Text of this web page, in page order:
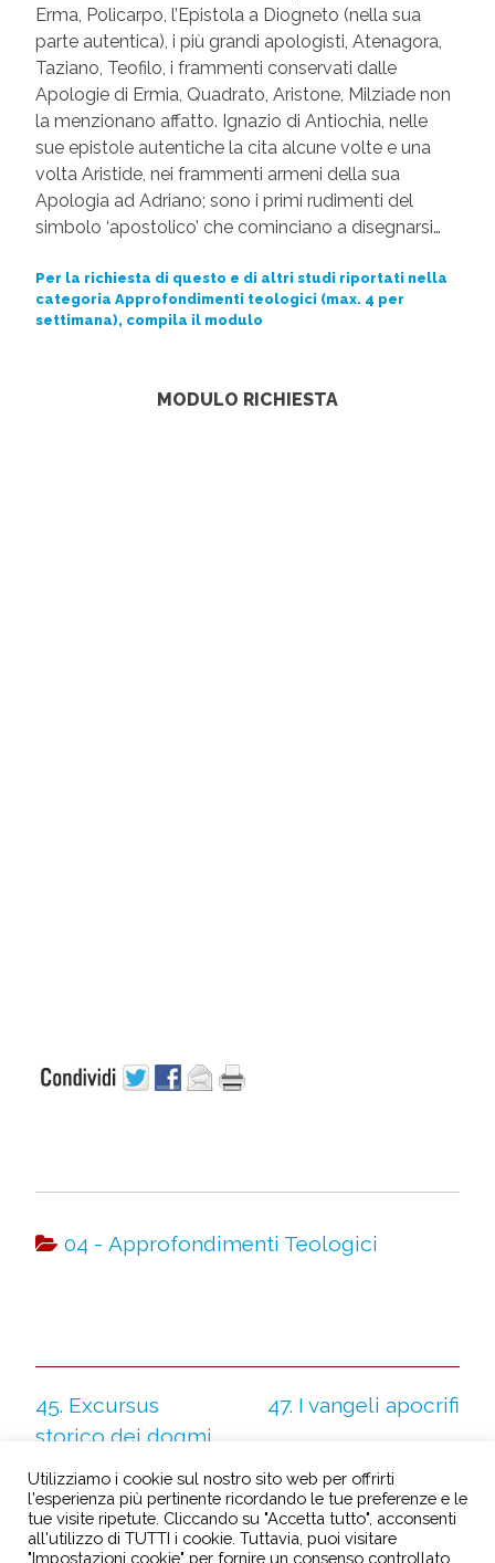
Erma, Policarpo, l’Epistola a Diogneto (nella sua
parte autentica), i più grandi apologisti, Atenagora,
Taziano, Teofilo, i frammenti conservati dalle
Apologie di Ermia, Quadrato, Aristone, Milziade non
la menzionano affatto. Ignazio di Antiochia, nelle
sue epistole autentiche la cita alcune volte e una
volta Aristide, nei frammenti armeni della sua
Apologia ad Adriano; sono i primi rudimenti del
simbolo ‘apostolico’ che cominciano a disegnarsi…
Per la richiesta di questo e di altri studi riportati nella
categoria Approfondimenti teologici (max. 4 per
settimana), compila il modulo
MODULO RICHIESTA
04 - Approfondimenti Teologici
45. Excursus
storico dei dogmi
mariani
47. I vangeli apocrifi
Utilizziamo i cookie sul nostro sito web per offrirti
l'esperienza più pertinente ricordando le tue preferenze e le
tue visite ripetute. Cliccando su "Accetta tutto", acconsenti
all'utilizzo di TUTTI i cookie. Tuttavia, puoi visitare
"Impostazioni cookie" per fornire un consenso controllato.